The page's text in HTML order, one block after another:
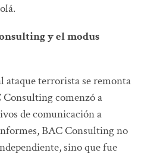
y el modus
ataque terrorista se remonta
Consulting comenzó a
de comunicación a
BAC Consulting no
sino que fue